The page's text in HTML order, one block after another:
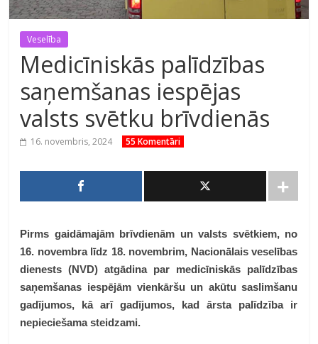
Veselība
Medicīniskās palīdzības
saņemšanas iespējas
valsts svētku brīvdienās
16. novembris, 2024 55 Komentāri
Pirms gaidāmajām brīvdienām un valsts svētkiem, no
16. novembra līdz 18. novembrim, Nacionālais veselības
dienests (NVD) atgādina par medicīniskās palīdzības
saņemšanas iespējām vienkāršu un akūtu saslimšanu
gadījumos, kā arī gadījumos, kad ārsta palīdzība ir
nepieciešama steidzami.